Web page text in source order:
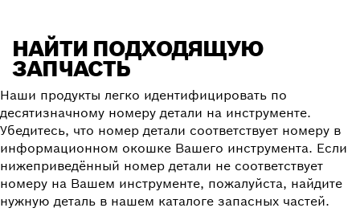
НАЙТИ ПОДХОДЯЩУЮ
ЗАПЧАСТЬ
Наши продукты легко идентифицировать по
десятизначному номеру детали на инструменте.
Убедитесь, что номер детали соответствует номеру в
информационном окошке Вашего инструмента. Если
нижеприведённый номер детали не соответствует
номеру на Вашем инструменте, пожалуйста, найдите
нужную деталь в нашем каталоге запасных частей.